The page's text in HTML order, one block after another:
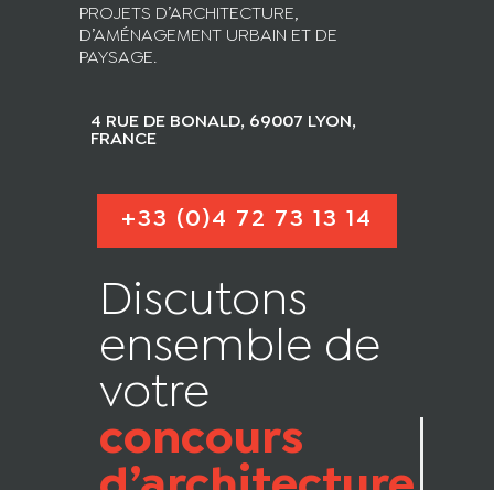
PROJETS D’ARCHITECTURE,
D’AMÉNAGEMENT URBAIN ET DE
PAYSAGE.
4 RUE DE BONALD, 69007 LYON,
FRANCE
+33 (0)4 72 73 13 14
Discutons
ensemble de
votre
concours